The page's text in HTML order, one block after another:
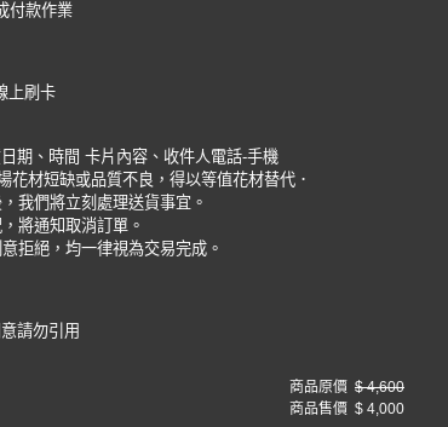
付款作業
上刷卡
期、時間 卡片內容、收件人電話-手機
材短缺或品質不良，得以等值花材替代．
我們將立刻處理送貨事宜。
將通知取消訂單。
拒絕，均一律視為交易完成。
請勿引用
商品原價 $ 4,600
商品售價 $ 4,000